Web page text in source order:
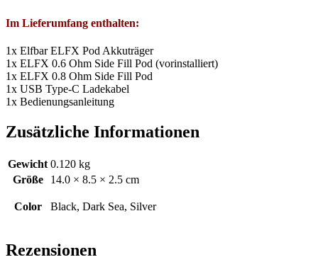
Im Lieferumfang enthalten:
1x Elfbar ELFX Pod Akkuträger
1x ELFX 0.6 Ohm Side Fill Pod (vorinstalliert)
1x ELFX 0.8 Ohm Side Fill Pod
1x USB Type-C Ladekabel
1x Bedienungsanleitung
Zusätzliche Informationen
Gewicht 0.120 kg
Größe
14.0 × 8.5 × 2.5 cm
Color Black, Dark Sea, Silver
Rezensionen